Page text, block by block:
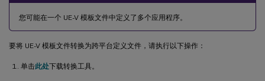
您可能在一个 UE-V 模板文件中定义了多个应用程序。
要将 UE-V 模板文件转换为跨平台定义文件，请执行以下操作：
单击此处下载转换工具。